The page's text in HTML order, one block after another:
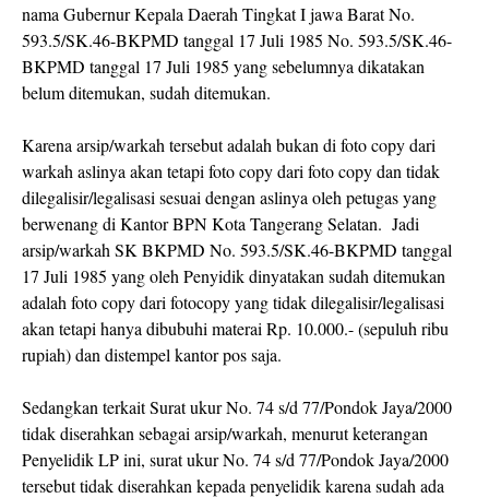
nama Gubernur Kepala Daerah Tingkat I jawa Barat No.
593.5/SK.46-BKPMD tanggal 17 Juli 1985 No. 593.5/SK.46-
BKPMD tanggal 17 Juli 1985 yang sebelumnya dikatakan
belum ditemukan, sudah ditemukan.
Karena arsip/warkah tersebut adalah bukan di foto copy dari
warkah aslinya akan tetapi foto copy dari foto copy dan tidak
dilegalisir/legalisasi sesuai dengan aslinya oleh petugas yang
berwenang di Kantor BPN Kota Tangerang Selatan. Jadi
arsip/warkah SK BKPMD No. 593.5/SK.46-BKPMD tanggal
17 Juli 1985 yang oleh Penyidik dinyatakan sudah ditemukan
adalah foto copy dari fotocopy yang tidak dilegalisir/legalisasi
akan tetapi hanya dibubuhi materai Rp. 10.000.- (sepuluh ribu
rupiah) dan distempel kantor pos saja.
Sedangkan terkait Surat ukur No. 74 s/d 77/Pondok Jaya/2000
tidak diserahkan sebagai arsip/warkah, menurut keterangan
Penyelidik LP ini, surat ukur No. 74 s/d 77/Pondok Jaya/2000
tersebut tidak diserahkan kepada penyelidik karena sudah ada